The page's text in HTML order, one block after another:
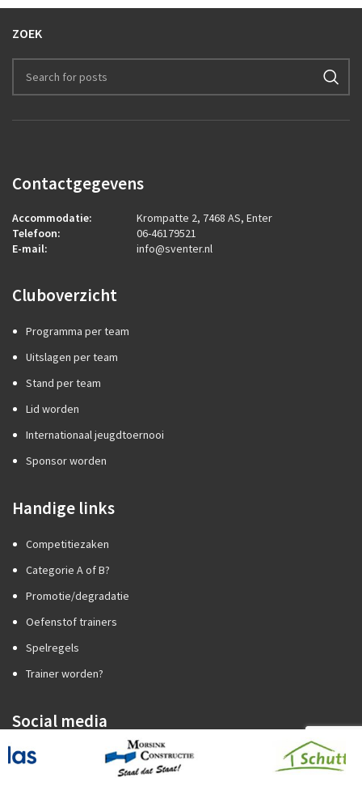
ZOEK
Contactgegevens
Accommodatie:
Krompatte 2, 7468 AS, Enter
Telefoon:
06-46179521
E-mail:
info@sventer.nl
Cluboverzicht
Programma per team
Uitslagen per team
Stand per team
Lid worden
Internationaal jeugdtoernooi
Sponsor worden
Handige links
Competitiezaken
Categorie A of B?
Promotie/degradatie
Oefenstof trainers
Spelregels
Trainer worden?
Social media